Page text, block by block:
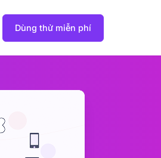
Dùng thử miễn phí